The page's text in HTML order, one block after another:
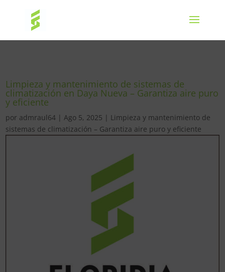
Limpieza y mantenimiento de sistemas de
climatización en Daya Nueva – Garantiza aire puro
y eficiente
por admraul64 |Ago 5, 2025 | Limpieza y mantenimiento de
sistemas de climatización – Garantiza aire puro y eficiente